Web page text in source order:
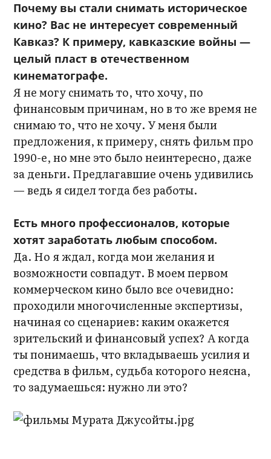
Почему вы стали снимать историческое
кино? Вас не интересует современный
Кавказ? К примеру, кавказские войны —
целый пласт в отечественном
кинематографе.
Я не могу снимать то, что хочу, по
финансовым причинам, но в то же время не
снимаю то, что не хочу. У меня были
предложения, к примеру, снять фильм про
1990-е, но мне это было неинтересно, даже
за деньги. Предлагавшие очень удивились
— ведь я сидел тогда без работы.
Есть много профессионалов, которые
хотят заработать любым способом.
Да. Но я ждал, когда мои желания и
возможности совпадут. В моем первом
коммерческом кино было все очевидно:
проходили многочисленные экспертизы,
начиная со сценариев: каким окажется
зрительский и финансовый успех? А когда
ты понимаешь, что вкладываешь усилия и
средства в фильм, судьба которого неясна,
то задумаешься: нужно ли это?